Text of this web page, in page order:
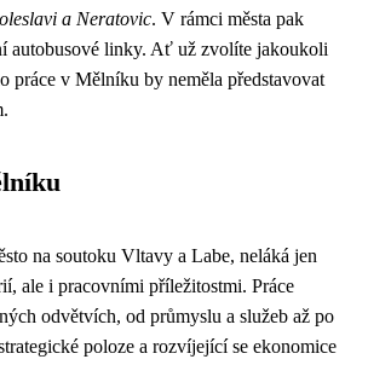
a Neratovic. V rámci města pak
autobusové linky. Ať už zvolíte jakoukoli
práce v Mělníku by neměla představovat
na soutoku Vltavy a Labe, neláká jen
ale i pracovními příležitostmi. Práce
odvětvích, od průmyslu a služeb až po
poloze a rozvíjející se ekonomice